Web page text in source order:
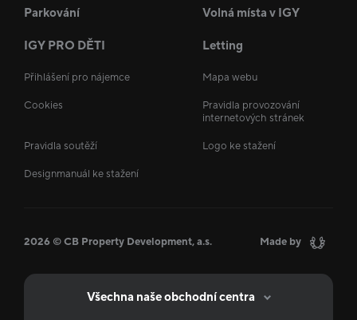
Parkování Volná místa v IGY
IGY PRO DĚTI Letting
Přihlášení pro nájemce Mapa webu
Cookies
Pravidla provozování
internetových stránek
Pravidla soutěží Logo ke stažení
Designmanuál ke stažení
2026 © CB Property Development, a.s. Made by
Všechna naše obchodní centra